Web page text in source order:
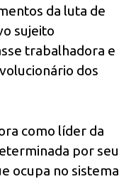
da luta de
sujeito
trabalhadora e
dos
como líder da
por seu
ocupa no sistema